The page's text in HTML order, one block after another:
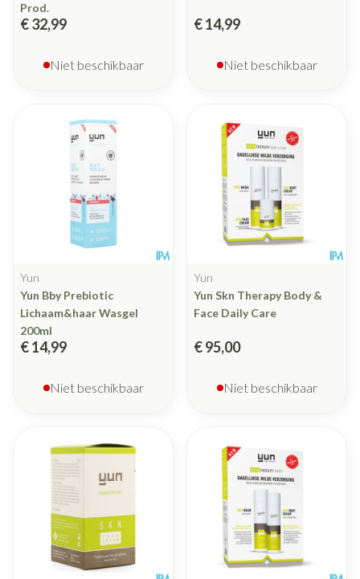
Prod.
€ 32,99
Niet beschikbaar
€ 14,99
Niet beschikbaar
Yun
Yun Bby Prebiotic
Lichaam&haar Wasgel
200ml
€ 14,99
Niet beschikbaar
Yun
Yun Skn Therapy Body &
Face Daily Care
€ 95,00
Niet beschikbaar